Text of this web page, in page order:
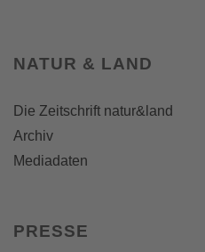
NATUR & LAND
Die Zeitschrift natur&land
Archiv
Mediadaten
PRESSE